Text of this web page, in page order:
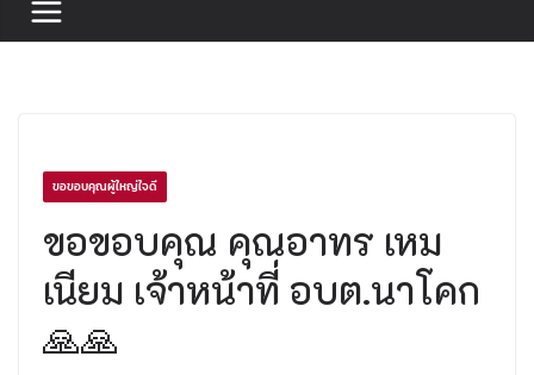
ขอขอบคุณผู้ใหญ่ใจดี
ขอขอบคุณ คุณอาทร เหม
เนียม เจ้าหน้าที่ อบต.นาโคก
🙏🙏